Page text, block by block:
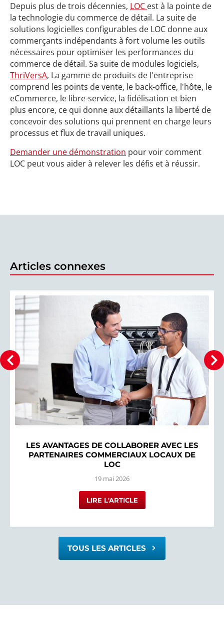
Depuis plus de trois décennies, LOC est à la pointe de
la technologie du commerce de détail. La suite de
solutions logicielles configurables de LOC donne aux
commerçants indépendants à fort volume les outils
nécessaires pour optimiser les performances du
commerce de détail. Sa suite de modules logiciels,
ThriVersA, La gamme de produits de l'entreprise
comprend les points de vente, le back-office, l'hôte, le
eCommerce, le libre-service, la fidélisation et bien
plus encore, ce qui donne aux détaillants la liberté de
concevoir des solutions qui prennent en charge leurs
processus et flux de travail uniques.
Demander une démonstration pour voir comment
LOC peut vous aider à relever les défis et à réussir.
Articles connexes
LES AVANTAGES DE COLLABORER AVEC LES
PARTENAIRES COMMERCIAUX LOCAUX DE
LOC
19 mai 2026
LIRE L'ARTICLE
TOUS LES ARTICLES